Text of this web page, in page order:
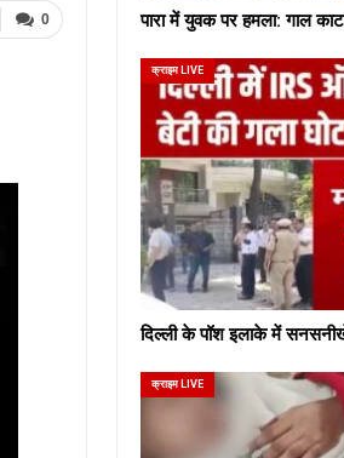
0 पारा में युवक पर हमला: गाल
क्राइम LIVE
दिल्ली के पॉश इलाके में
क्राइम LIVE